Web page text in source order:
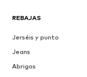
REBAJAS
Jerséis y punto
Jeans
Abrigos